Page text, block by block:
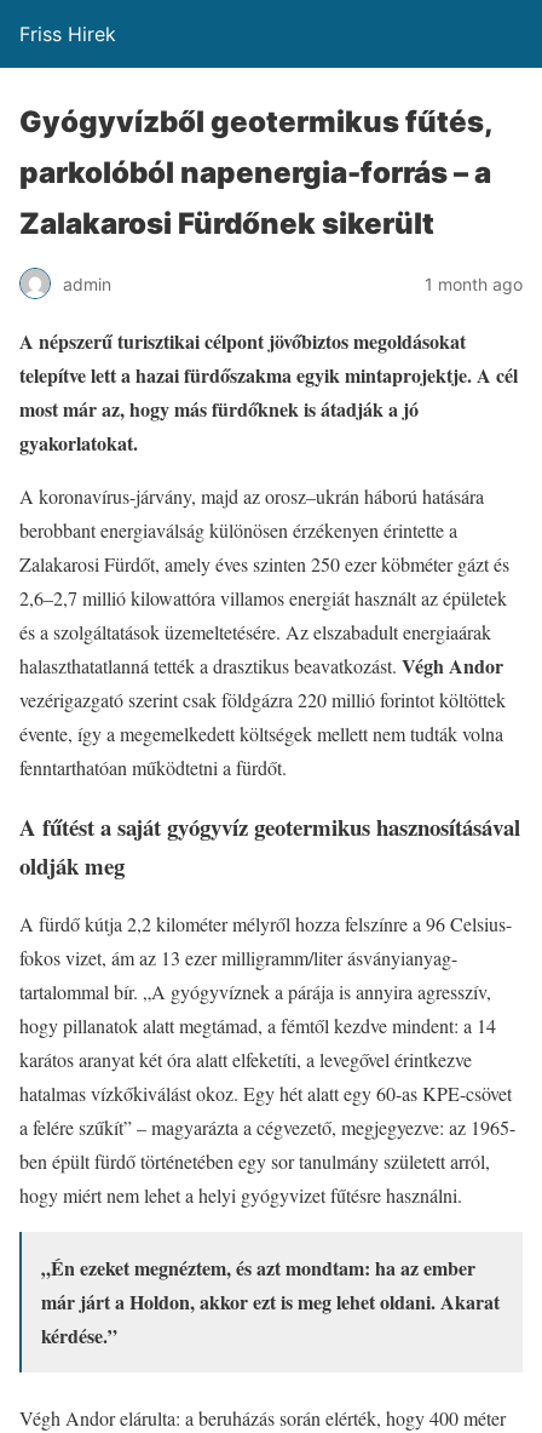
Friss Hirek
Gyógyvízből geotermikus fűtés,
parkolóból napenergia-forrás – a
Zalakarosi Fürdőnek sikerült
admin 1 month ago
A népszerű turisztikai célpont jövőbiztos megoldásokat
telepítve lett a hazai fürdőszakma egyik mintaprojektje. A cél
most már az, hogy más fürdőknek is átadják a jó
gyakorlatokat.
A koronavírus-járvány, majd az orosz–ukrán háború hatására
berobbant energiaválság különösen érzékenyen érintette a
Zalakarosi Fürdőt, amely éves szinten 250 ezer köbméter gázt és
2,6–2,7 millió kilowattóra villamos energiát használt az épületek
és a szolgáltatások üzemeltetésére. Az elszabadult energiaárak
halaszthatatlanná tették a drasztikus beavatkozást. Végh Andor
vezérigazgató szerint csak földgázra 220 millió forintot költöttek
évente, így a megemelkedett költségek mellett nem tudták volna
fenntarthatóan működtetni a fürdőt.
A fűtést a saját gyógyvíz geotermikus hasznosításával
oldják meg
A fürdő kútja 2,2 kilométer mélyről hozza felszínre a 96 Celsius-
fokos vizet, ám az 13 ezer milligramm/liter ásványianyag-
tartalommal bír. „A gyógyvíznek a párája is annyira agresszív,
hogy pillanatok alatt megtámad, a fémtől kezdve mindent: a 14
karátos aranyat két óra alatt elfeketíti, a levegővel érintkezve
hatalmas vízkőkiválást okoz. Egy hét alatt egy 60-as KPE-csövet
a felére szűkít” – magyarázta a cégvezető, megjegyezve: az 1965-
ben épült fürdő történetében egy sor tanulmány született arról,
hogy miért nem lehet a helyi gyógyvizet fűtésre használni.
„Én ezeket megnéztem, és azt mondtam: ha az ember
már járt a Holdon, akkor ezt is meg lehet oldani. Akarat
kérdése.”
Végh Andor elárulta: a beruházás során elérték, hogy 400 méter